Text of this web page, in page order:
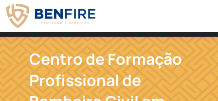
Centro de Formação
Profissional de